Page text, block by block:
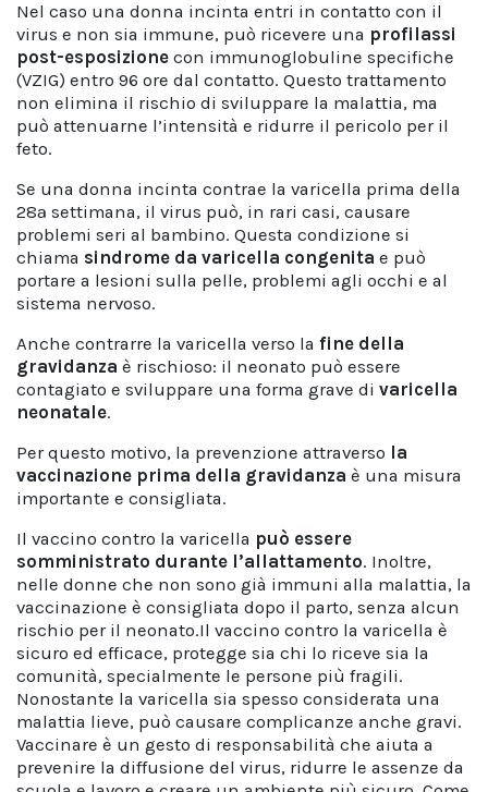
Nel caso una donna incinta entri in contatto con il
virus e non sia immune, può ricevere una profilassi
post-esposizione con immunoglobuline specifiche
(VZIG) entro 96 ore dal contatto. Questo trattamento
non elimina il rischio di sviluppare la malattia, ma
può attenuarne l’intensità e ridurre il pericolo per il
feto.
Se una donna incinta contrae la varicella prima della
28ª settimana, il virus può, in rari casi, causare
problemi seri al bambino. Questa condizione si
chiama sindrome da varicella congenita e può
portare a lesioni sulla pelle, problemi agli occhi e al
sistema nervoso.
Anche contrarre la varicella verso la fine della
gravidanza è rischioso: il neonato può essere
contagiato e sviluppare una forma grave di varicella
neonatale.
Per questo motivo, la prevenzione attraverso la
vaccinazione prima della gravidanza è una misura
importante e consigliata.
Il vaccino contro la varicella può essere
somministrato durante l’allattamento. Inoltre,
nelle donne che non sono già immuni alla malattia, la
vaccinazione è consigliata dopo il parto, senza alcun
rischio per il neonato.Il vaccino contro la varicella è
sicuro ed efficace, protegge sia chi lo riceve sia la
comunità, specialmente le persone più fragili.
Nonostante la varicella sia spesso considerata una
malattia lieve, può causare complicanze anche gravi.
Vaccinare è un gesto di responsabilità che aiuta a
prevenire la diffusione del virus, ridurre le assenze da